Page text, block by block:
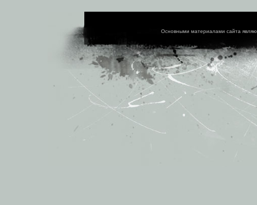
Основными материалами сайта